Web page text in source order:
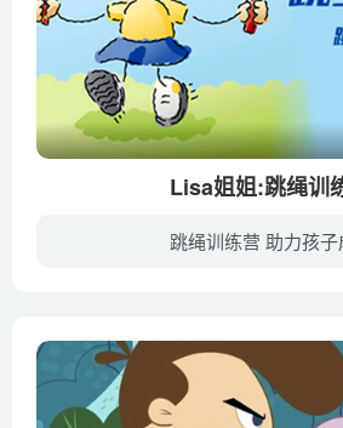
Lisa姐姐:跳绳训
跳绳训练营 助力孩子